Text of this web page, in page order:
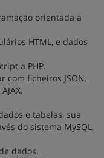
orientada a
HTML, e dados
a PHP.
com ficheiros JSON.
e tabelas, sua
do sistema MySQL,
dados.